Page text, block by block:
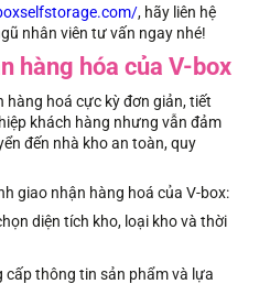
, hãy liên hệ
nhân viên tư vấn ngay nhé!
hàng hóa của V-box
hàng hoá cực kỳ đơn giản, tiết
khách hàng nhưng vẫn đảm
đến nhà kho an toàn, quy
giao nhận hàng hoá của V-box:
diện tích kho, loại kho và thời
cấp thông tin sản phẩm và lựa